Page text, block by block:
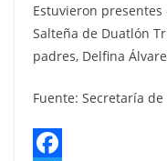
Estuvieron
Salteña de Duatlón
padres, Delfina
Fuente: Secretaría